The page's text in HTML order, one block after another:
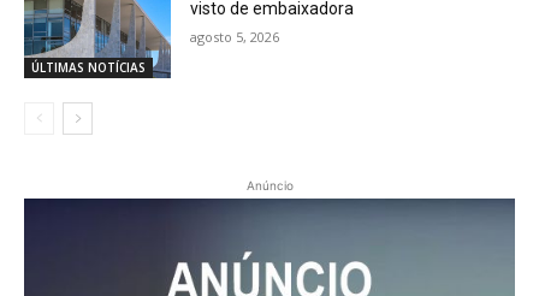
ÚLTIMAS NOTÍCIAS
visto de embaixadora
agosto 5, 2026
Anúncio